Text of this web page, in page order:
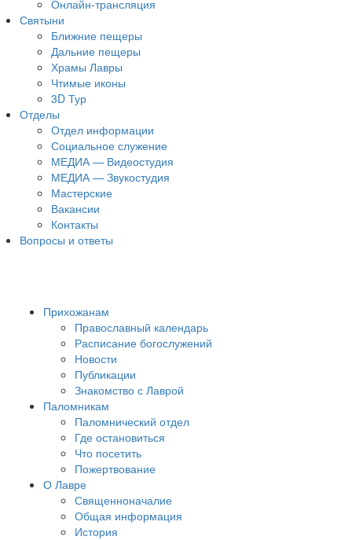
Онлайн-трансляция
Святыни
Ближние пещеры
Дальние пещеры
Храмы Лавры
Чтимые иконы
3D Тур
Отделы
Отдел информации
Социальное служение
МЕДИА — Видеостудия
МЕДИА — Звукостудия
Мастерские
Вакансии
Контакты
Вопросы и ответы
Прихожанам
Православный календарь
Расписание богослужений
Новости
Публикации
Знакомство с Лаврой
Паломникам
Паломнический отдел
Где остановиться
Что посетить
Пожертвование
О Лавре
Священноначалие
Общая информация
История